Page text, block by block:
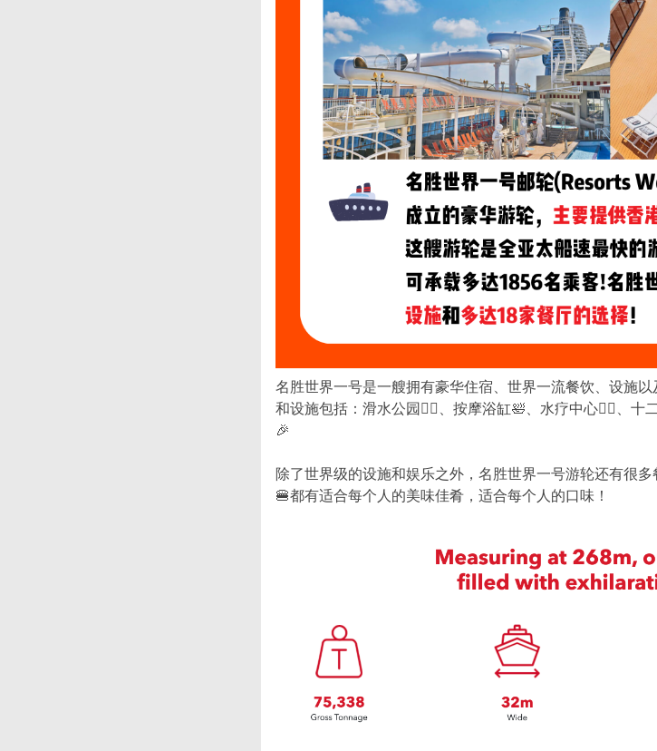
名胜世界一号是一艘拥有豪华住宿、世界一流餐饮、设施
和设施包括：滑水公园🏄‍♂️、按摩浴缸🛀、水疗中心💆‍♀️、
🎉
除了世界级的设施和娱乐之外，名胜世界一号游轮还有很
🍔都有适合每个人的美味佳肴，适合每个人的口味！